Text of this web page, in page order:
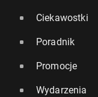
Ciekawostki
Poradnik
Promocje
Wydarzenia